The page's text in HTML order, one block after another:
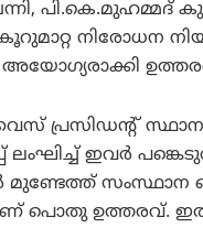
പി.കെ.മുഹമ്മദ്
നിരോധന
പ്രസിഡന്റ്
ലംഘിച്ച് ഇവര്‍
സംസ്ഥാന
പൊതു ഉത്തരവ്.